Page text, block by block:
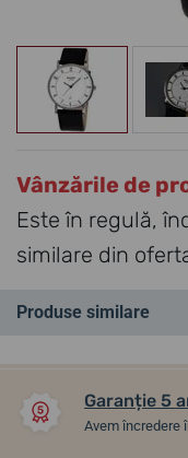
Vânzările de
Este în regulă,
similare din
Produse similare
Garanție 5
Avem încredere